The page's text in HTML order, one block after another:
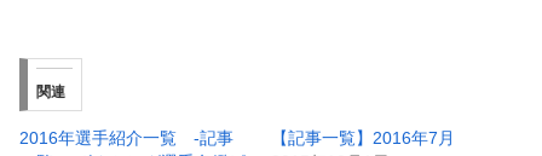
関連
2016年選手紹介一覧 -記事
【記事一覧】2016年7月